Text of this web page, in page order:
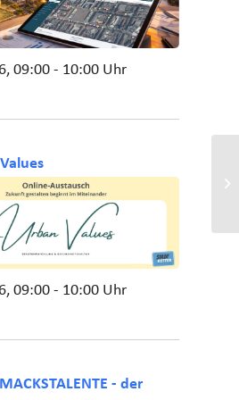
09:00 - 10:00 Uhr
09:00 - 10:00 Uhr
- der